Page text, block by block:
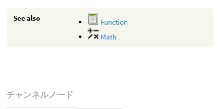
See also
Function
Math
チャンネルノード